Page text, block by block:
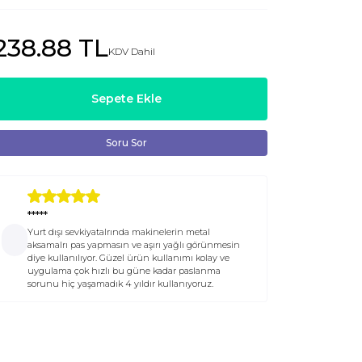
TLKDV Dahil
Sepete Ekle
Soru Sor
*****
Yurt dışı sevkiyatalrında makinelerin metal
aksamalrı pas yapmasın ve aşırı yağlı görünmesin
diye kullanılıyor. Güzel ürün kullanımı kolay ve
uygulama çok hızlı bu güne kadar paslanma
sorunu hiç yaşamadık 4 yıldır kullanıyoruz.